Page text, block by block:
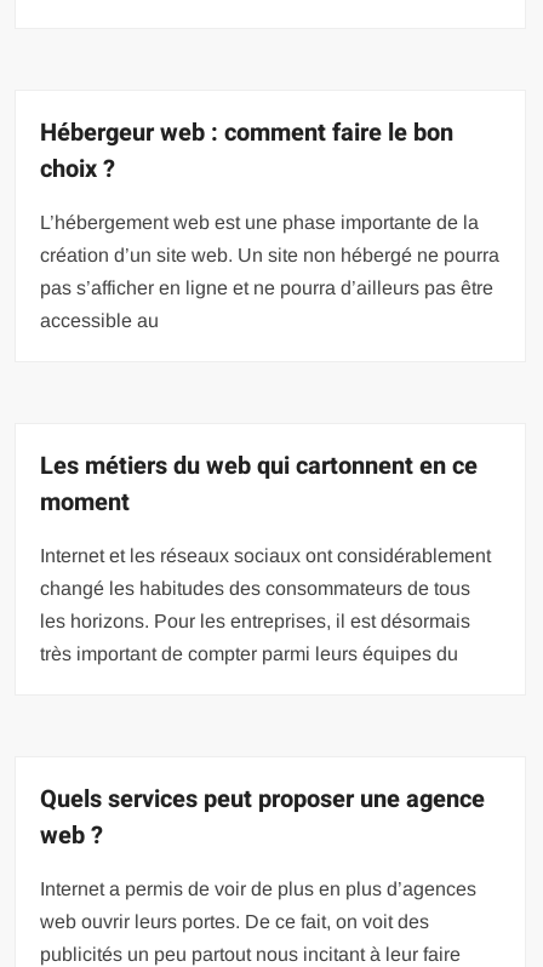
Hébergeur web : comment faire le bon
choix ?
L’hébergement web est une phase importante de la
création d’un site web. Un site non hébergé ne pourra
pas s’afficher en ligne et ne pourra d’ailleurs pas être
accessible au
Les métiers du web qui cartonnent en ce
moment
Internet et les réseaux sociaux ont considérablement
changé les habitudes des consommateurs de tous
les horizons. Pour les entreprises, il est désormais
très important de compter parmi leurs équipes du
Quels services peut proposer une agence
web ?
Internet a permis de voir de plus en plus d’agences
web ouvrir leurs portes. De ce fait, on voit des
publicités un peu partout nous incitant à leur faire